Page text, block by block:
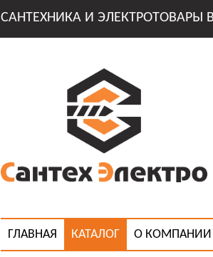
САНТЕХНИКА И ЭЛЕКТРОТОВАРЫ
ГЛАВНАЯ КАТАЛОГ О КОМПАНИИ